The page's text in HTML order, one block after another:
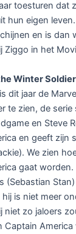
toesturen dat
hun eigen
en is dan
Ziggo in het
Winter Soldier
dit jaar de
te zien, de
en Steve
en geeft zijn
We zien
gaat
(Sebastian
is niet meer
niet zo jaloers
Captain